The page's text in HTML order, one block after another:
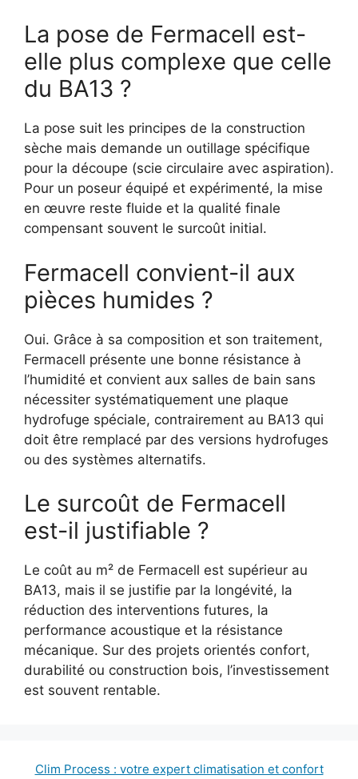
La pose de Fermacell est-
elle plus complexe que celle
du BA13 ?
La pose suit les principes de la construction
sèche mais demande un outillage spécifique
pour la découpe (scie circulaire avec aspiration).
Pour un poseur équipé et expérimenté, la mise
en œuvre reste fluide et la qualité finale
compensant souvent le surcoût initial.
Fermacell convient-il aux
pièces humides ?
Oui. Grâce à sa composition et son traitement,
Fermacell présente une bonne résistance à
l’humidité et convient aux salles de bain sans
nécessiter systématiquement une plaque
hydrofuge spéciale, contrairement au BA13 qui
doit être remplacé par des versions hydrofuges
ou des systèmes alternatifs.
Le surcoût de Fermacell
est-il justifiable ?
Le coût au m² de Fermacell est supérieur au
BA13, mais il se justifie par la longévité, la
réduction des interventions futures, la
performance acoustique et la résistance
mécanique. Sur des projets orientés confort,
durabilité ou construction bois, l’investissement
est souvent rentable.
Clim Process : votre expert climatisation et confort